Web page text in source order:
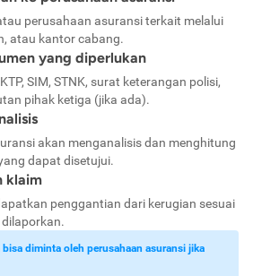
perusahaan asuransi terkait melalui
atau kantor cabang.
yang diperlukan
SIM, STNK, surat keterangan polisi,
pihak ketiga (jika ada).
akan menganalisis dan menghitung
dapat disetujui.
klaim
penggantian dari kerugian sesuai
diminta oleh perusahaan asuransi jika